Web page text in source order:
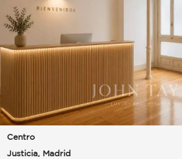
Centro
Justicia, Madrid